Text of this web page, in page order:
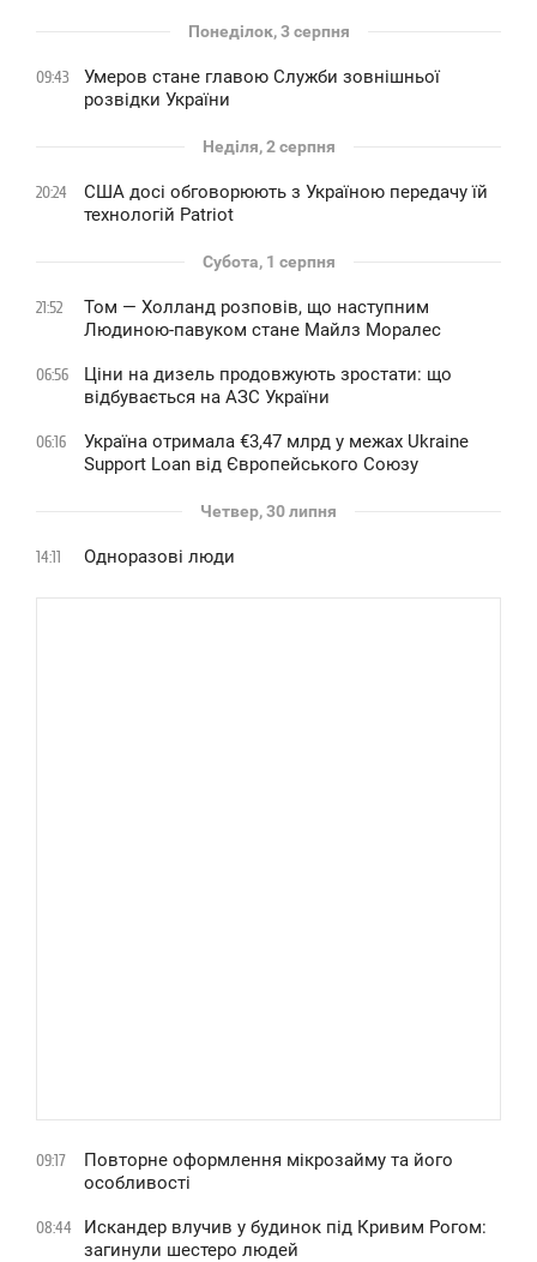
Понеділок, 3 серпня
09:43
Умеров стане главою Служби зовнішньої
розвідки України
Неділя, 2 серпня
20:24
США досі обговорюють з Україною передачу їй
технологій Patriot
Субота, 1 серпня
21:52
Том — Холланд розповів, що наступним
Людиною-павуком стане Майлз Моралес
06:56
Ціни на дизель продовжують зростати: що
відбувається на АЗС України
06:16
Україна отримала €3,47 млрд у межах Ukraine
Support Loan від Європейського Союзу
Четвер, 30 липня
14:11 Одноразові люди
09:17
Повторне оформлення мікрозайму та його
особливості
08:44
Искандер влучив у будинок під Кривим Рогом:
загинули шестеро людей